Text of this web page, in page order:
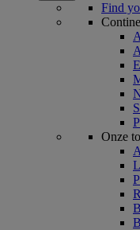
Find
Onze